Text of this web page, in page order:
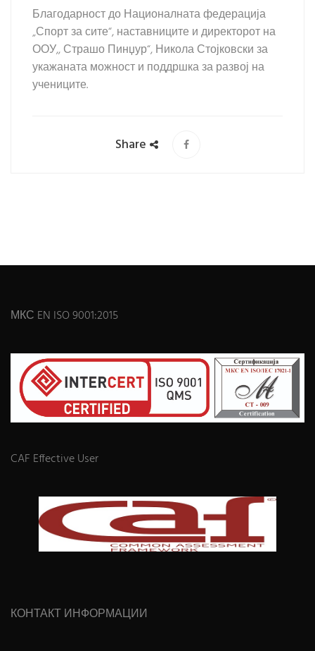
Благодарност до Националната федерација
„Спорт за сите“, наставниците и директорот на
ООУ,, Страшо Пинџур“, Никола Стојковски за
укажаната можност и поддршка за развој на
учениците.
Share
МКС EN ISO 9001:2015
CAF Effective User
КОНТАКТ ИНФОРМАЦИИ